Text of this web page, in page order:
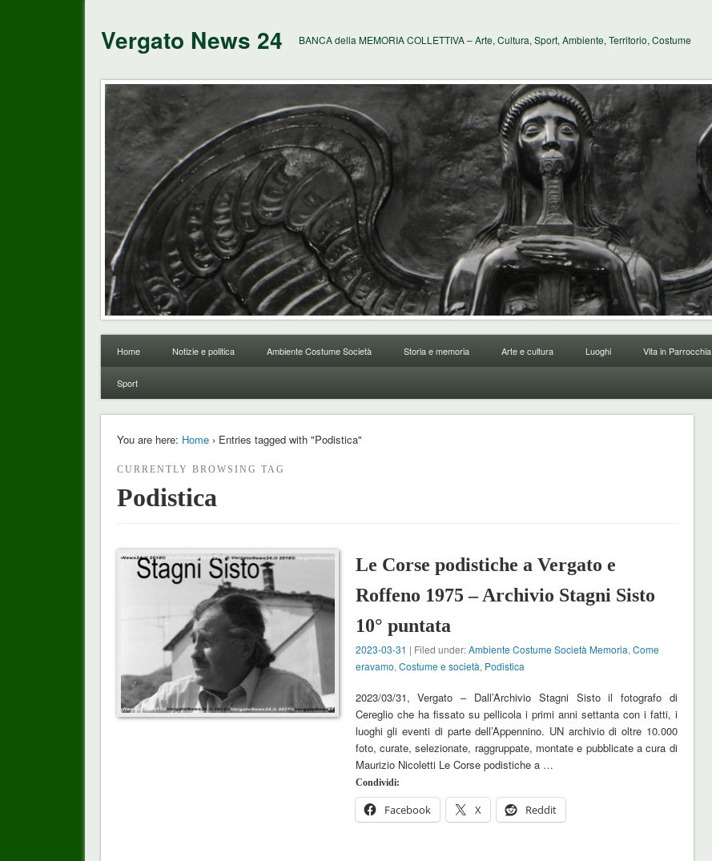
Vergato News 24 BANCA della MEMORIA COLLETTIVA – Arte, Cultura, Sport, Ambiente, Territorio, Costume
Home Notizie e politica Ambiente Costume Società Storia e memoria Arte e cultura Luoghi Vita in Parrocchia
Sport
You are here: Home› Entries tagged with "Podistica"
CURRENTLY BROWSING TAG
Podistica
Le Corse podistiche a Vergato e
Roffeno 1975 – Archivio Stagni Sisto
10° puntata
2023-03-31 | Filed under:Ambiente Costume Società Memoria, Come
eravamo, Costume e società, Podistica
2023/03/31, Vergato – Dall’Archivio Stagni Sisto il fotografo di
Cereglio che ha fissato su pellicola i primi anni settanta con i fatti, i
luoghi gli eventi di parte dell’Appennino. UN archivio di oltre 10.000
foto, curate, selezionate, raggruppate, montate e pubblicate a cura di
Maurizio Nicoletti Le Corse podistiche a …
Condividi:
Facebook X Reddit